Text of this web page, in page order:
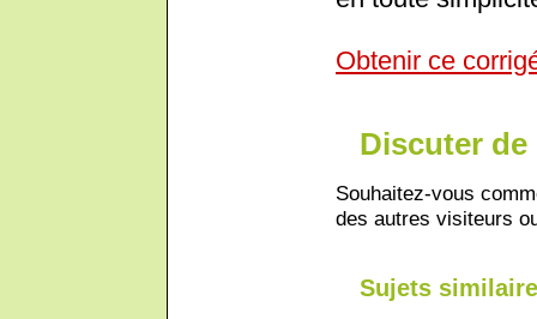
Obtenir ce
Discuter de
Souhaitez-vous
des autres visiteurs
Sujets